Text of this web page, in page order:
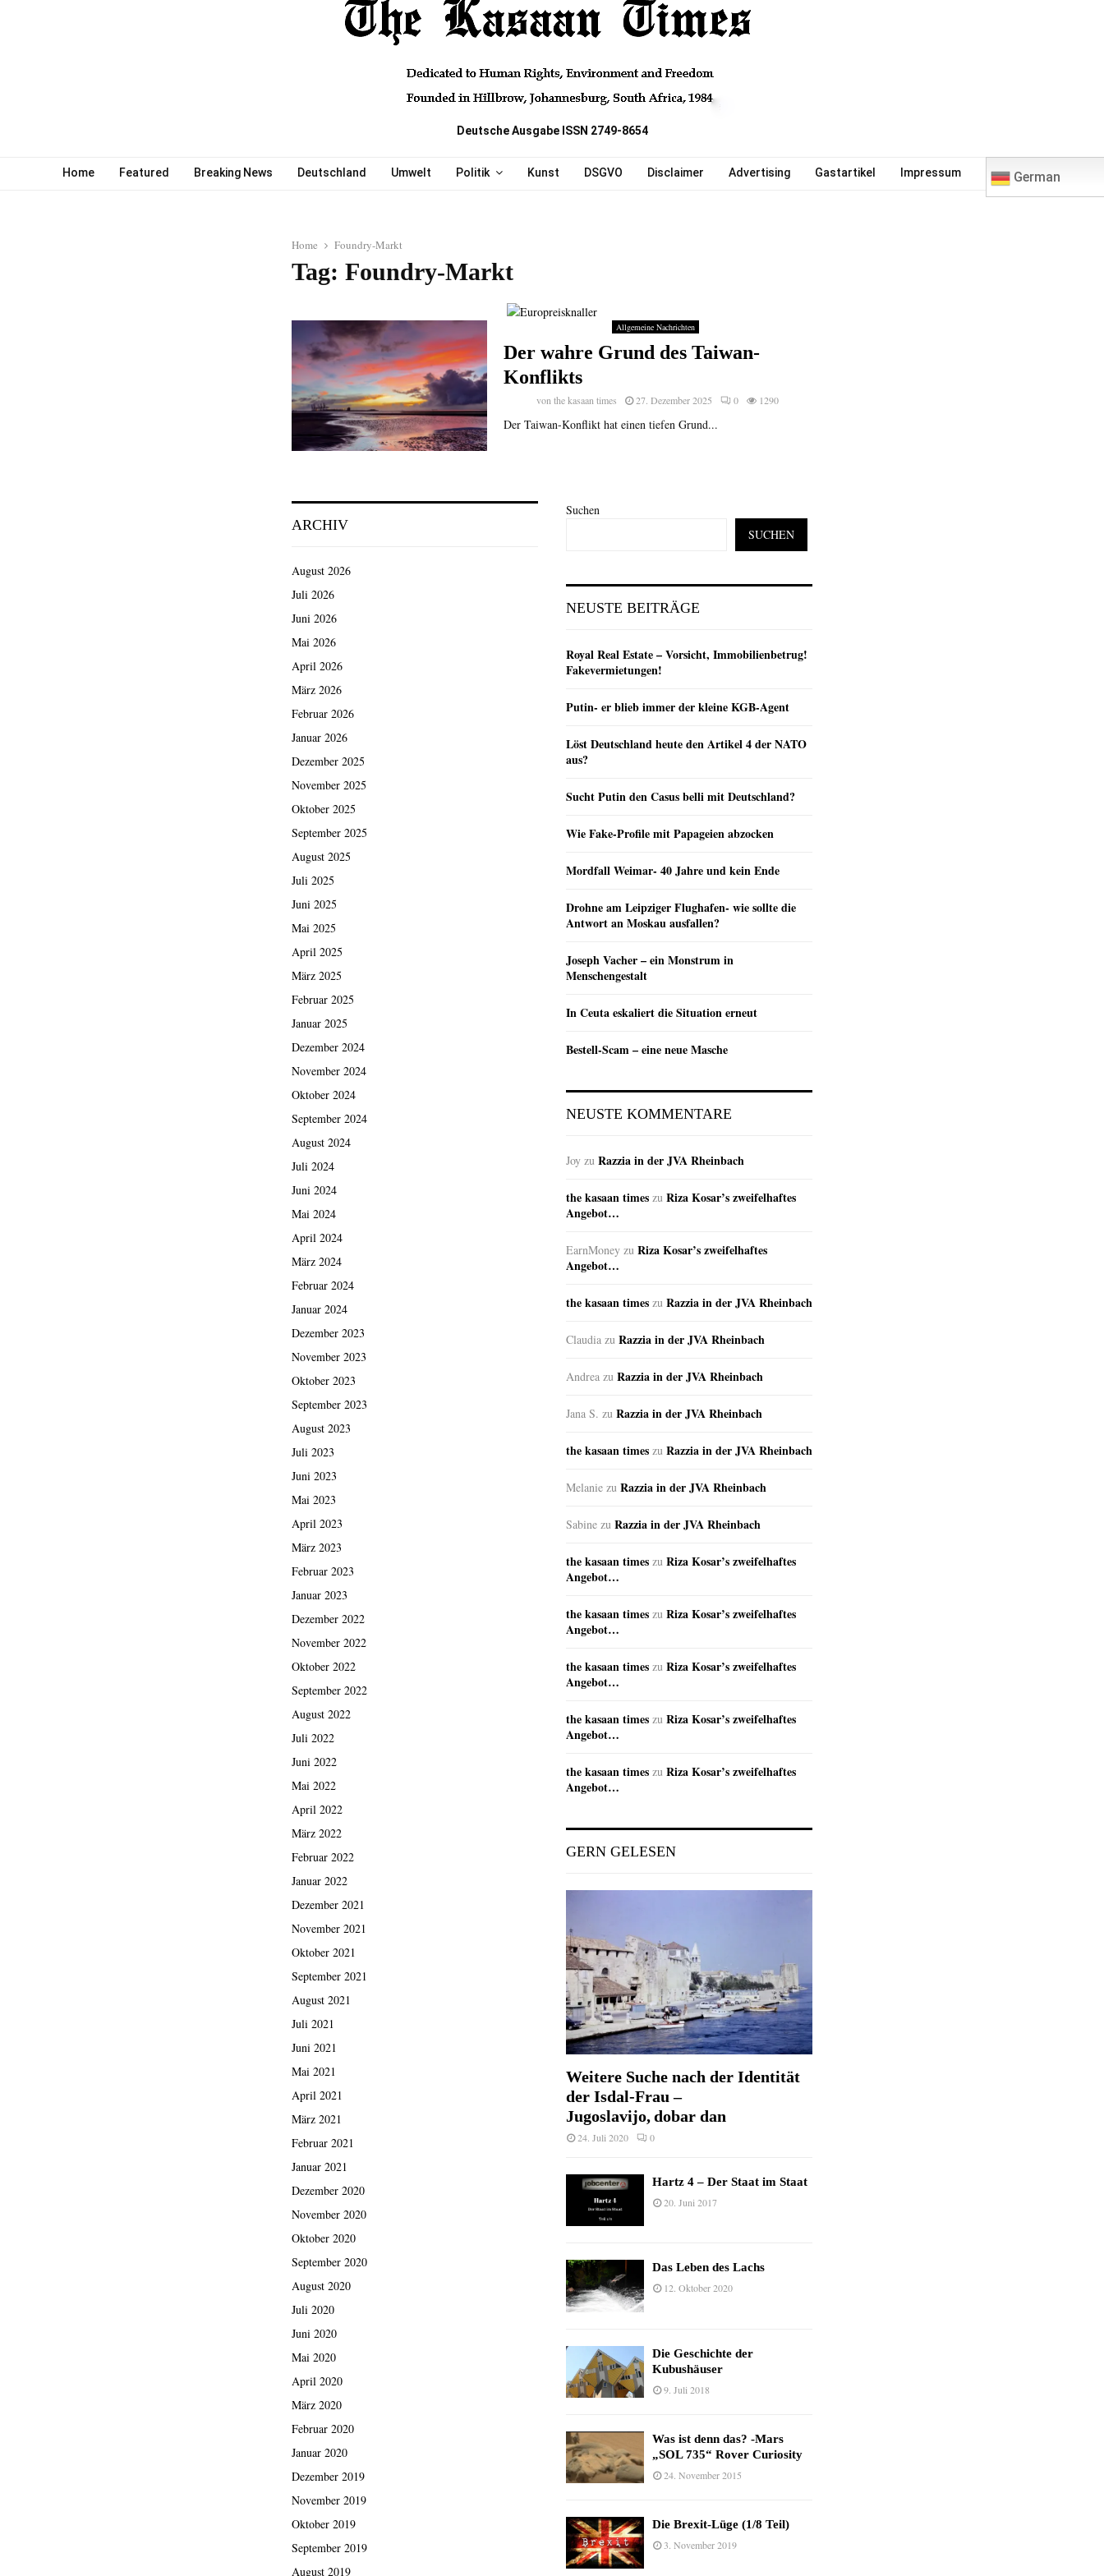
Deutsche Ausgabe ISSN 2749-8654
Home Featured Breaking News Deutschland Umwelt Politik Kunst DSGVO Disclaimer Advertising Gastartikel Impressum German
Home Foundry-Markt
Tag: Foundry-Markt
Allgemeine Nachrichten
Der wahre Grund des Taiwan-
Konflikts
vonthe kasaan times 27. Dezember 2025 0 1290
Der Taiwan-Konflikt hat einen tiefen Grund...
ARCHIV
August 2026
Juli 2026
Juni 2026
Mai 2026
April 2026
März 2026
Februar 2026
Januar 2026
Dezember 2025
November 2025
Oktober 2025
September 2025
August 2025
Juli 2025
Juni 2025
Mai 2025
April 2025
März 2025
Februar 2025
Januar 2025
Dezember 2024
November 2024
Oktober 2024
September 2024
August 2024
Juli 2024
Juni 2024
Mai 2024
April 2024
März 2024
Februar 2024
Januar 2024
Dezember 2023
November 2023
Oktober 2023
September 2023
August 2023
Juli 2023
Juni 2023
Mai 2023
April 2023
März 2023
Februar 2023
Januar 2023
Dezember 2022
November 2022
Oktober 2022
September 2022
August 2022
Juli 2022
Juni 2022
Mai 2022
April 2022
März 2022
Februar 2022
Januar 2022
Dezember 2021
November 2021
Oktober 2021
September 2021
August 2021
Juli 2021
Juni 2021
Mai 2021
April 2021
März 2021
Februar 2021
Januar 2021
Dezember 2020
November 2020
Oktober 2020
September 2020
August 2020
Juli 2020
Juni 2020
Mai 2020
April 2020
März 2020
Februar 2020
Januar 2020
Dezember 2019
November 2019
Oktober 2019
September 2019
August 2019
Suchen
SUCHEN
NEUSTE BEITRÄGE
Royal Real Estate – Vorsicht, Immobilienbetrug!
Fakevermietungen!
Putin- er blieb immer der kleine KGB-Agent
Löst Deutschland heute den Artikel 4 der NATO
aus?
Sucht Putin den Casus belli mit Deutschland?
Wie Fake-Profile mit Papageien abzocken
Mordfall Weimar- 40 Jahre und kein Ende
Drohne am Leipziger Flughafen- wie sollte die
Antwort an Moskau ausfallen?
Joseph Vacher – ein Monstrum in
Menschengestalt
In Ceuta eskaliert die Situation erneut
Bestell-Scam – eine neue Masche
NEUSTE KOMMENTARE
Joy zu Razzia in der JVA Rheinbach
the kasaan times zu Riza Kosar’s zweifelhaftes
Angebot…
EarnMoney zu Riza Kosar’s zweifelhaftes
Angebot…
the kasaan times zu Razzia in der JVA Rheinbach
Claudia zu Razzia in der JVA Rheinbach
Andrea zu Razzia in der JVA Rheinbach
Jana S. zu Razzia in der JVA Rheinbach
the kasaan times zu Razzia in der JVA Rheinbach
Melanie zu Razzia in der JVA Rheinbach
Sabine zu Razzia in der JVA Rheinbach
the kasaan times zu Riza Kosar’s zweifelhaftes
Angebot…
the kasaan times zu Riza Kosar’s zweifelhaftes
Angebot…
the kasaan times zu Riza Kosar’s zweifelhaftes
Angebot…
the kasaan times zu Riza Kosar’s zweifelhaftes
Angebot…
the kasaan times zu Riza Kosar’s zweifelhaftes
Angebot…
GERN GELESEN
Weitere Suche nach der Identität
der Isdal-Frau –
Jugoslavijo, dobar dan
24. Juli 2020 0
Hartz 4 – Der Staat im Staat
20. Juni 2017
Das Leben des Lachs
12. Oktober 2020
Die Geschichte der
Kubushäuser
9. Juli 2018
Was ist denn das? -Mars
„SOL 735“ Rover Curiosity
24. November 2015
Die Brexit-Lüge (1/8 Teil)
3. November 2019